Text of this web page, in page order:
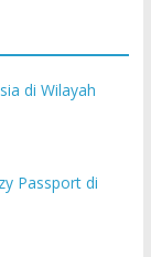
di Wilayah
Passport di